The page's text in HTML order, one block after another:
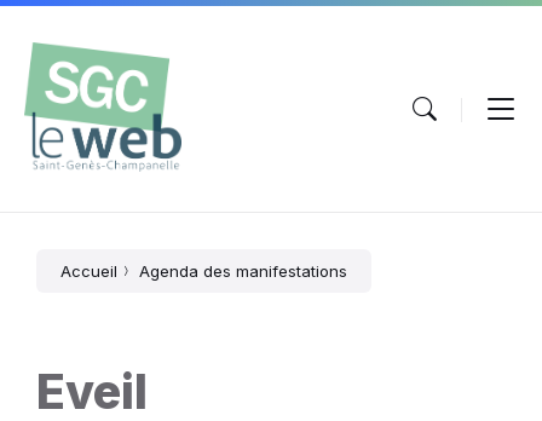
Aller
contenu
Passer
navigation
principale
Atteindre
pied
page
Accueil Agenda des manifestations
Eveil